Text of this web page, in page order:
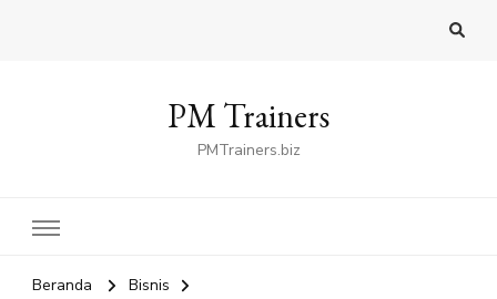
PM Trainers
PMTrainers.biz
Beranda
Bisnis